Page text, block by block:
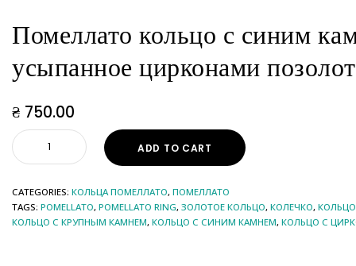
Помеллато кольцо с синим
усыпанное цирконами
₴ 750.00
ADD TO CART
CATEGORIES: КОЛЬЦА ПОМЕЛЛАТО, ПОМЕЛЛАТО
TAGS: POMELLATO, POMELLATO RING, ЗОЛОТОЕ КОЛЬЦО, КОЛЕЧКО, КОЛЬЦО
КОЛЬЦО С КРУПНЫМ КАМНЕМ, КОЛЬЦО С СИНИМ КАМНЕМ, КОЛЬЦО С